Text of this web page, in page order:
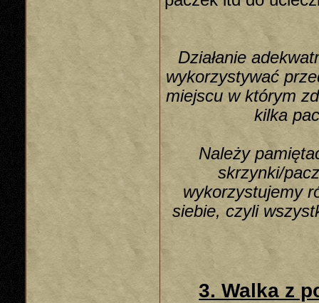
Działanie
wykorzystywać
miejscu w którym
kilka
Należy
skrzynki/
wykorzystujemy
siebie, czyli
3. Walka z